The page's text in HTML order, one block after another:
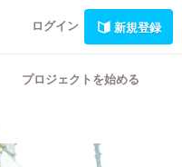
ログイン 新規登録
プロジェクトを始める